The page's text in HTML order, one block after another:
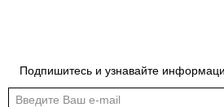
Обмеры изделия
Подпишитесь и узнавайте